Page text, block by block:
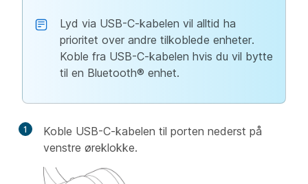
Lyd via USB-C-kabelen vil alltid ha
prioritet over andre tilkoblede enheter.
Koble fra USB-C-kabelen hvis du vil bytte
til en Bluetooth® enhet.
1
Koble USB-C-kabelen til porten nederst på
venstre øreklokke.